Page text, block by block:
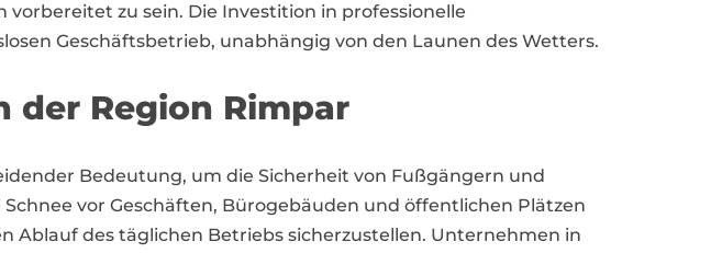
zu sein. Die Investition in professionelle
Geschäftsbetrieb, unabhängig von den Launen des Wetters.
der Region Rimpar
Bedeutung, um die Sicherheit von Fußgängern und
vor Geschäften, Bürogebäuden und öffentlichen Plätzen
Ablauf des täglichen Betriebs sicherzustellen. Unternehmen in